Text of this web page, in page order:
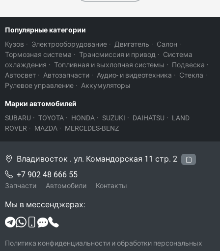
Популярные категории
Кузов · Электрооборудование · Двигатель · Салон ·
Тормозная система · Трансмиссия и привод · Система
охлаждения · Топливная и выхлопная системы · Подвеска ·
Автосвет · Автозапчасти · Аудио- и видеотехника · Стекла ·
Рулевое управление · Аккумуляторы
Марки автомобилей
SUBARU · TOYOTA · HONDA · SUZUKI · DAIHATSU · LAND
ROVER · MAZDA · MERCEDES-BENZ
Владивосток . ул. Командорская 11 стр. 2
+7 902 48 666 55
Запчасти Автомобили Контакты
Мы в мессенджерах:
Политика конфиденциальности и обработки персональных